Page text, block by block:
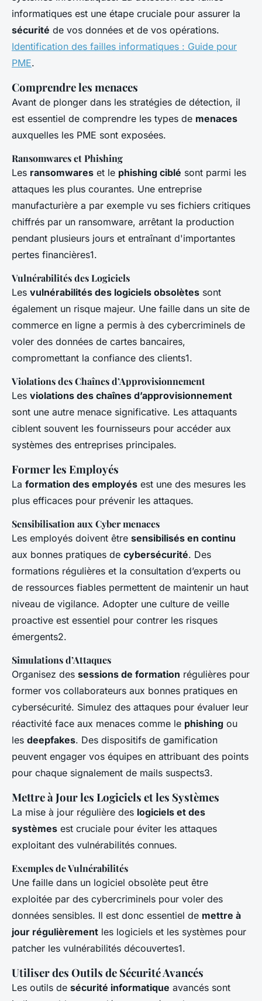
informatiques est une étape cruciale pour assurer la
sécurité de vos données et de vos opérations.
Identification des failles informatiques : Guide pour
PME.
Comprendre les menaces
Avant de plonger dans les stratégies de détection, il
est essentiel de comprendre les types de menaces
auxquelles les PME sont exposées.
Ransomwares et Phishing
Les ransomwares et le phishing ciblé sont parmi les
attaques les plus courantes. Une entreprise
manufacturière a par exemple vu ses fichiers critiques
chiffrés par un ransomware, arrêtant la production
pendant plusieurs jours et entraînant d'importantes
pertes financières1.
Vulnérabilités des Logiciels
Les vulnérabilités des logiciels obsolètes sont
également un risque majeur. Une faille dans un site de
commerce en ligne a permis à des cybercriminels de
voler des données de cartes bancaires,
compromettant la confiance des clients1.
Violations des Chaînes d’Approvisionnement
Les violations des chaînes d’approvisionnement
sont une autre menace significative. Les attaquants
ciblent souvent les fournisseurs pour accéder aux
systèmes des entreprises principales.
Former les Employés
La formation des employés est une des mesures les
plus efficaces pour prévenir les attaques.
Sensibilisation aux Cyber menaces
Les employés doivent être sensibilisés en continu
aux bonnes pratiques de cybersécurité. Des
formations régulières et la consultation d’experts ou
de ressources fiables permettent de maintenir un haut
niveau de vigilance. Adopter une culture de veille
proactive est essentiel pour contrer les risques
émergents2.
Simulations d’Attaques
Organisez des sessions de formation régulières pour
former vos collaborateurs aux bonnes pratiques en
cybersécurité. Simulez des attaques pour évaluer leur
réactivité face aux menaces comme le phishing ou
les deepfakes. Des dispositifs de gamification
peuvent engager vos équipes en attribuant des points
pour chaque signalement de mails suspects3.
Mettre à Jour les Logiciels et les Systèmes
La mise à jour régulière des logiciels et des
systèmes est cruciale pour éviter les attaques
exploitant des vulnérabilités connues.
Exemples de Vulnérabilités
Une faille dans un logiciel obsolète peut être
exploitée par des cybercriminels pour voler des
données sensibles. Il est donc essentiel de mettre à
jour régulièrement les logiciels et les systèmes pour
patcher les vulnérabilités découvertes1.
Utiliser des Outils de Sécurité Avancés
Les outils de sécurité informatique avancés sont